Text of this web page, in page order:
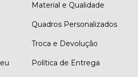
Material e Qualidade
Quadros Personalizados
Troca e Devolução
Política de Entrega